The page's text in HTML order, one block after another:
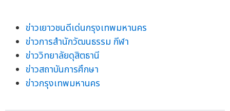
ข่าวเยาวชนดีเด่นกรุงเทพมหานคร
ข่าวการสำนักวัฒนธรรม กีฬา
ข่าววิทยาลัยดุสิตธานี
ข่าวสถาบันการศึกษา
ข่าวกรุงเทพมหานคร